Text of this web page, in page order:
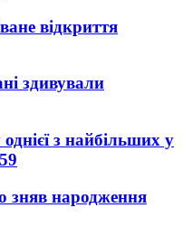
відкриття
здивували
з найбільших у
зняв народження